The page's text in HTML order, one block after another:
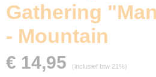
Gathering
- Mountain
€ 14,95 (inclusief btw 21%)